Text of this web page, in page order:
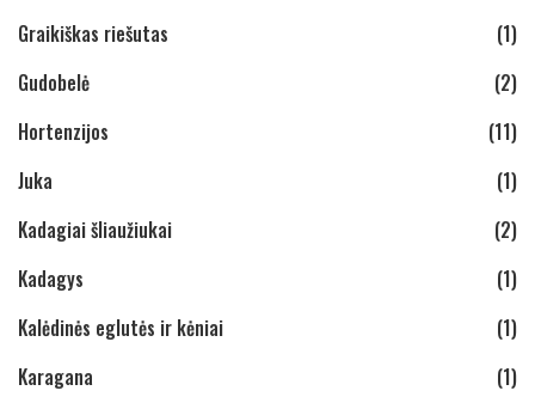
Graikiškas riešutas
(1)
Gudobelė
(2)
Hortenzijos
(11)
Juka
(1)
Kadagiai šliaužiukai
(2)
Kadagys
(1)
Kalėdinės eglutės ir kėniai
(1)
Karagana
(1)